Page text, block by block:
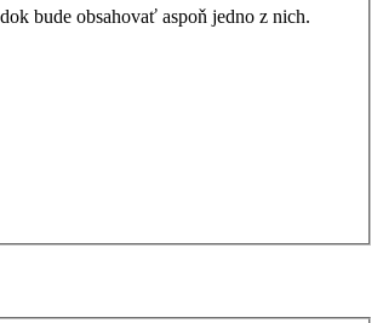
bude obsahovať aspoň jedno z nich.